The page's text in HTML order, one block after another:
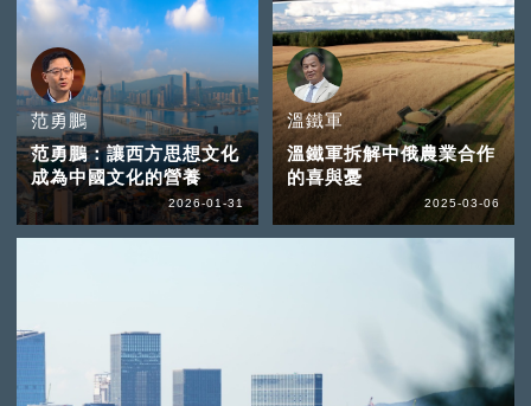
范勇鵬
范勇鵬：讓西方思想文化
成為中國文化的營養
2026-01-31
溫鐵軍
溫鐵軍拆解中俄農業合作
的喜與憂
2025-03-06